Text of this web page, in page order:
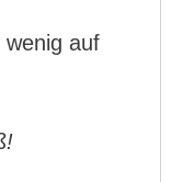
wenig auf